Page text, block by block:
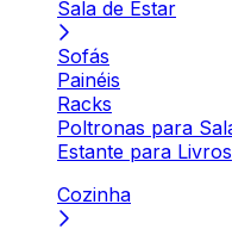
Sala de Estar
Sofás
Painéis
Racks
Poltronas para
Estante para Livros
Cozinha